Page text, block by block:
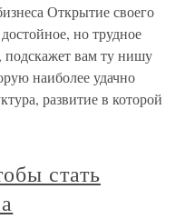
Открытие своего
но трудное
вам ту нишу
наиболее удачно
развитие в которой
стать